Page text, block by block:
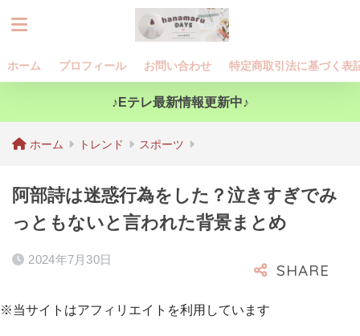
ホーム プロフィール お問い合わせ 特定商取引法に基づく表
♪Eテレ最新情報更新中♪
ホーム トレンド スポーツ
阿部詩は迷惑行為をした？泣きすぎでみ
っともないと言われた背景まとめ
2024年7月30日
※当サイトはアフィリエイトを利用しています